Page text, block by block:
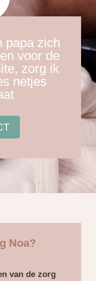
papa zich
voor de
zorg ik
netjes
Noa?
van de zorg